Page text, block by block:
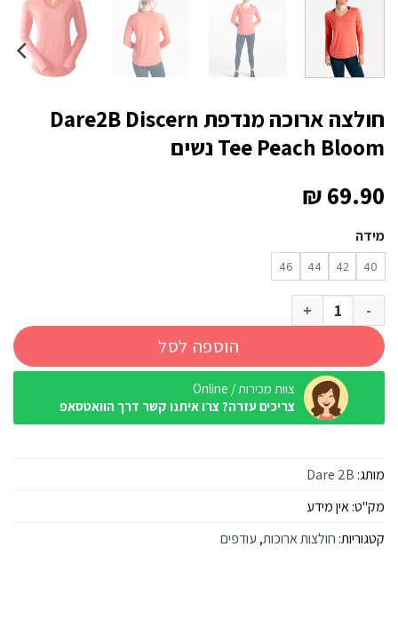
חולצה ארוכה מנדפת Dare2B Discern
Tee Peach Bloom נשים
₪69.90
מידה
40
42
44
46
כמות של חולצה ארוכה מנדפת Dare2B Discern Tee Peach Bloom נשים
הוספה לסל
צוות מכירות / Online
צריכים עזרה? צרו איתנו קשר דרך הוואטסאפ
מותג: Dare 2B
מק"ט:אין מידע
קטגוריות: חולצות ארוכות, עודפים